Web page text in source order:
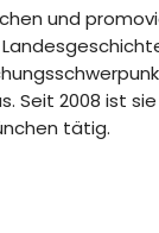
und
Seit 2008 ist
tätig.